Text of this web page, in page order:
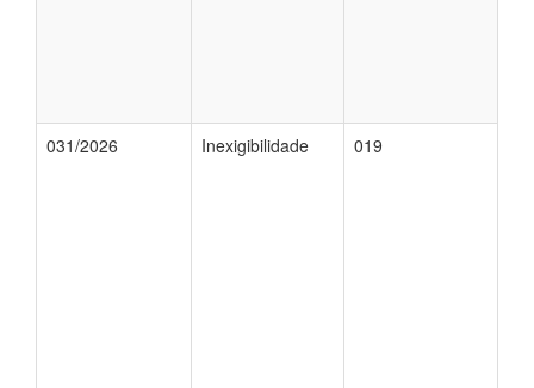
031/2026 Inexigibilidade 019